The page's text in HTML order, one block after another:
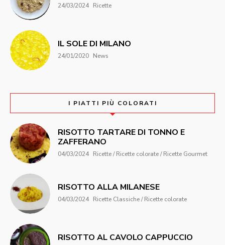
24/03/2024 Ricette
IL SOLE DI MILANO
24/01/2020 News
I PIATTI PIÙ COLORATI
RISOTTO TARTARE DI TONNO E
ZAFFERANO
04/03/2024 Ricette / Ricette colorate / Ricette Gourmet
RISOTTO ALLA MILANESE
04/03/2024 Ricette Classiche / Ricette colorate
RISOTTO AL CAVOLO CAPPUCCIO